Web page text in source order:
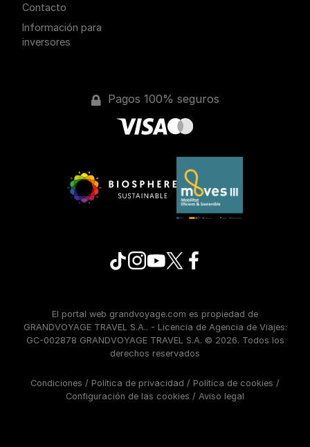
Contacto
Información para
inversores
Pagos 100% seguros
El portal web grandvoyage.com es propiedad de
GRANDVOYAGE TRAVEL S.A.. - Licencia de Agencia de Viajes:
GC-002878 GRANDVOYAGE TRAVEL S.A. © 2026. Todos los
derechos reservados
Condiciones / Política de privacidad / Política de cookies /
Configuración de las cookies / Aviso legal